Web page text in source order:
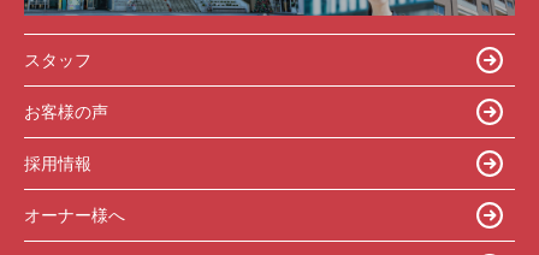
スタッフ
お客様の声
採用情報
オーナー様へ